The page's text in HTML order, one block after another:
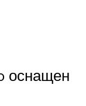
оснащен